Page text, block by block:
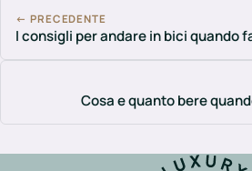
← PRECEDENTE
I consigli per andare in bici quando
Cosa e quanto bere